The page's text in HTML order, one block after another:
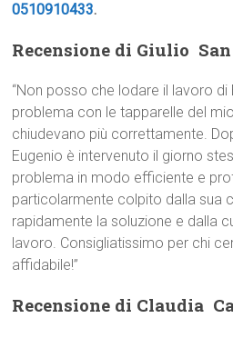
0510910433.
Recensione di Giulio 
“Non posso che lodare il lavoro di
problema con le tapparelle del
chiudevano più correttamente.
Eugenio è intervenuto il giorno
problema in modo efficiente e
particolarmente colpito dalla sua
rapidamente la soluzione e dalla
lavoro. Consigliatissimo per chi
affidabile!”
Recensione di Claudia 